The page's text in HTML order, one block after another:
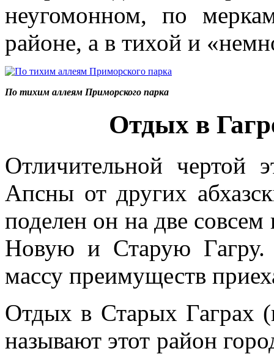
неугомонном, по
районе, а в тихой и
По тихим аллеям Приморского парка
Отдых в
Отличительной чертой
Апсны от других
поделен он на две
Новую и Старую Гагру.
массу преимуществ
Отдых в Старых Гаграх
называют этот район